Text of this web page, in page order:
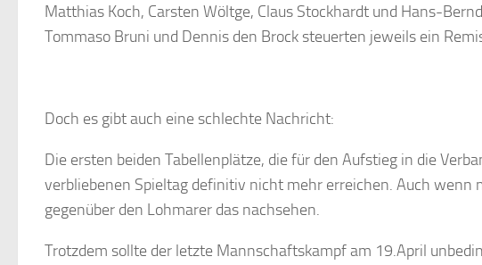
Matthias Koch, Carsten Wöltge, Claus Stockhardt und Hans-
Tommaso Bruni und Dennis den Brock steuerten jeweils ein
Doch es gibt auch eine schlechte Nachricht:
Die ersten beiden Tabellenplätze, die für den Aufstieg in die
verbliebenen Spieltag definitiv nicht mehr erreichen. Auch
gegenüber den Lohmarer das nachsehen.
Trotzdem sollte der letzte Mannschaftskampf am 19.April